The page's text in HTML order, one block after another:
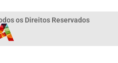
os Direitos Reservados